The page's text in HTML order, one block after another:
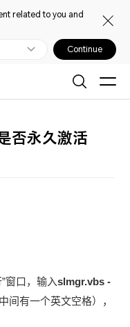
related to you and
Continue
否永久激活
”窗口，输入slmgr.vbs -
中间有一个英文空格），